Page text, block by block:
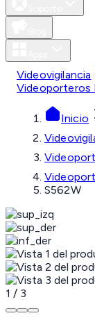
Videovigilancia
Videoporteros
Inicio
S562W
1 / 3